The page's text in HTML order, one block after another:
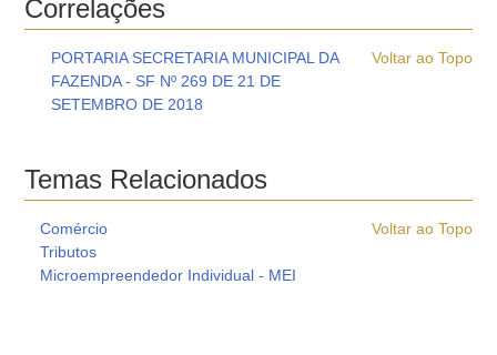
Correlações
Voltar ao Topo
PORTARIA SECRETARIA MUNICIPAL DA
FAZENDA - SF Nº 269 DE 21 DE
SETEMBRO DE 2018
Temas Relacionados
Voltar ao Topo
Comércio
Tributos
Microempreendedor Individual - MEI